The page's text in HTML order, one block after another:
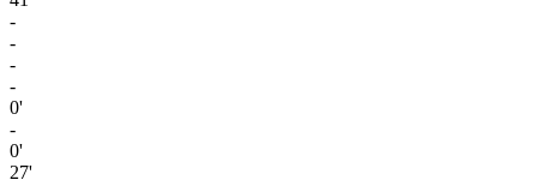
-
-
-
-
0'
-
0'
27'